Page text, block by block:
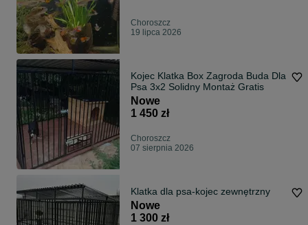
Choroszcz
19 lipca 2026
Kojec Klatka Box Zagroda Buda Dla
Psa 3x2 Solidny Montaż Gratis
Nowe
1 450 zł
Choroszcz
07 sierpnia 2026
Klatka dla psa-kojec zewnętrzny
Nowe
1 300 zł